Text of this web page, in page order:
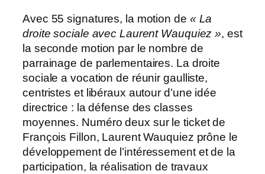
Avec 55 signatures, la motion de « La
droite sociale avec Laurent Wauquiez », est
la seconde motion par le nombre de
parrainage de parlementaires. La droite
sociale a vocation de réunir gaulliste,
centristes et libéraux autour d’une idée
directrice : la défense des classes
moyennes. Numéro deux sur le ticket de
François Fillon, Laurent Wauquiez prône le
développement de l’intéressement et de la
participation, la réalisation de travaux